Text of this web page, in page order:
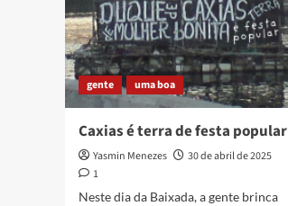
gente uma boa
Caxias é terra de festa popular
Yasmin Menezes
30 de abril de 2025
1
Neste dia da Baixada, a gente brinca